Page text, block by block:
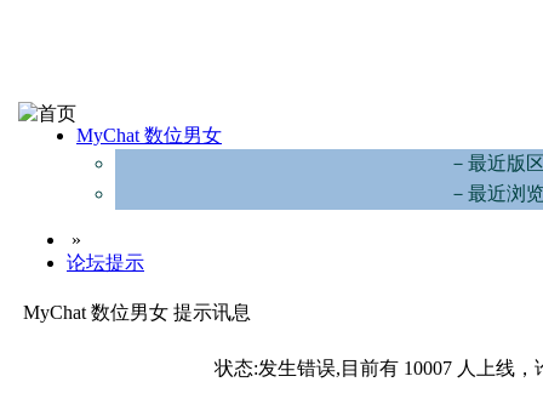
MyChat 数位男女
－最近版
－最近浏
»
论坛提示
MyChat 数位男女 提示讯息
状态:发生错误,目前有 10007 人上线